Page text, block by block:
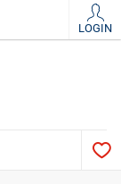
LOGIN